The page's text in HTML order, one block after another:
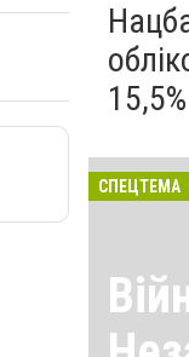
15,5%
СПЕЦТЕМА